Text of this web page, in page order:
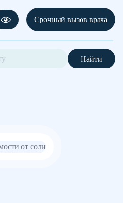
Срочный вызов врача
Найти